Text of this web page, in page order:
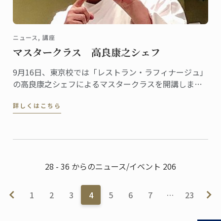
ニュース, 講座
マスタークラス 高良康之シェフ
9月16日、東京校では「レストラン・ラフィナージュ」
の高良康之シェフによるマスタークラスを開講しまし
詳しくはこちら
28 - 36 からのニュース/イベント 206
1 2 3 4 5 6 7 … 23